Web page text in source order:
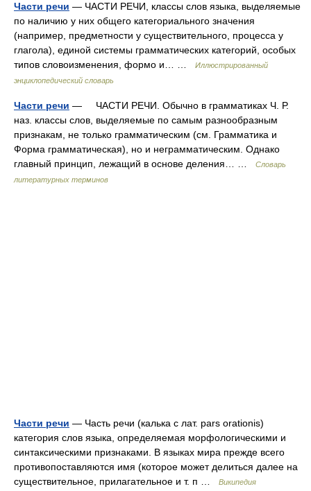
Части речи — ЧАСТИ РЕЧИ, классы слов языка, выделяемые
по наличию у них общего категориального значения
(например, предметности у существительного, процесса у
глагола), единой системы грамматических категорий, особых
типов словоизменения, формо и… …
Иллюстрированный
энциклопедический словарь
Части речи — ЧАСТИ РЕЧИ. Обычно в грамматиках Ч. Р.
наз. классы слов, выделяемые по самым разнообразным
признакам, не только грамматическим (см. Грамматика и
Форма грамматическая), но и неграмматическим. Однако
главный принцип, лежащий в основе деления… …
Словарь
литературных терминов
Части речи — Часть речи (калька с лат. pars orationis)
категория слов языка, определяемая морфологическими и
синтаксическими признаками. В языках мира прежде всего
противопоставляются имя (которое может делиться далее на
существительное, прилагательное и т. п …
Википедия